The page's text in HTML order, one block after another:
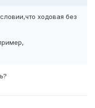
ходовая без